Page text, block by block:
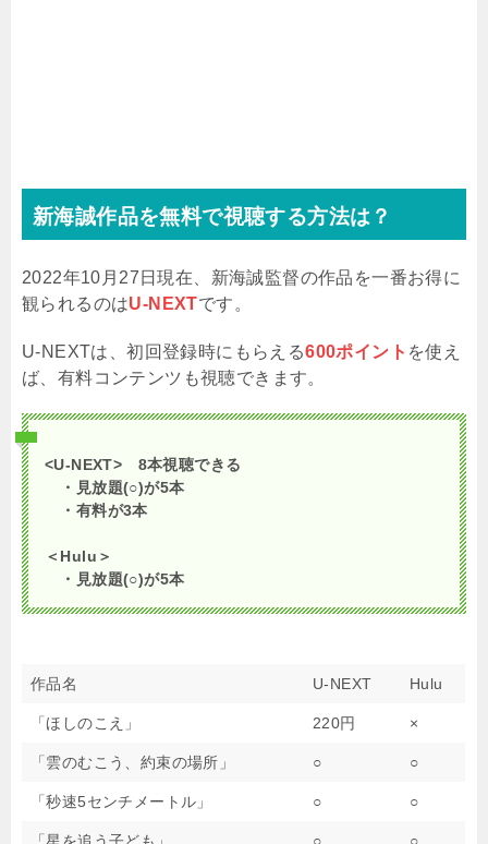
新海誠作品を無料で視聴する方法は？
2022年10月27日現在、新海誠監督の作品を一番お得に
観られるのはU-NEXTです。
U-NEXTは、初回登録時にもらえる600ポイント を使え
ば、有料コンテンツも視聴できます。
<U-NEXT> 8本視聴できる
・見放題(○)が5本
・有料が3本
＜Hulu＞
・見放題(○)が5本
作品名 U-NEXT Hulu
「ほしのこえ」 220円 ×
「雲のむこう、約束の場所」 ○ ○
「秒速5センチメートル」 ○ ○
「星を追う子ども」 ○ ○